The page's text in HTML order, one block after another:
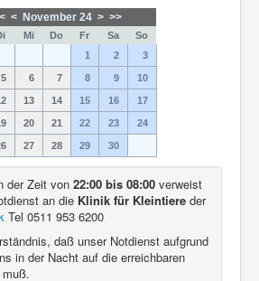
< November 24 > >>
Mi Do Fr Sa
So
1
2 3
5 6 7 8 9 10
13 14 15 16 17
20 21 22 23 24
27 28 29 30
der Zeit von 22:00 bis 08:00 verweist
an die Klinik für Kleintiere der
Tel 0511 953 6200
daß unser Notdienst aufgrund
in der Nacht auf die erreichbaren